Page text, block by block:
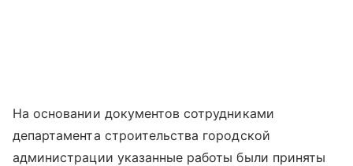
На основании документов сотрудниками
департамента строительства городской
администрации указанные работы были приняты